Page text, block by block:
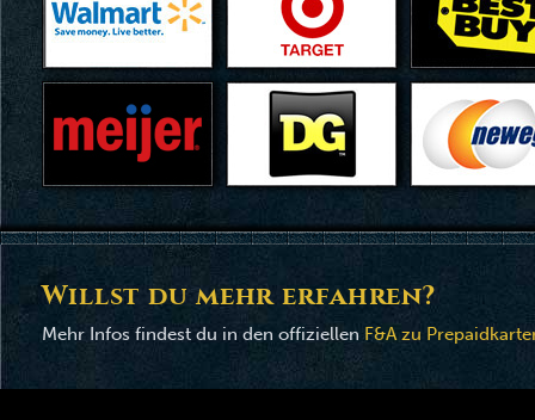
Willst du mehr erfahren?
Mehr Infos findest du in den offiziellen F&A zu